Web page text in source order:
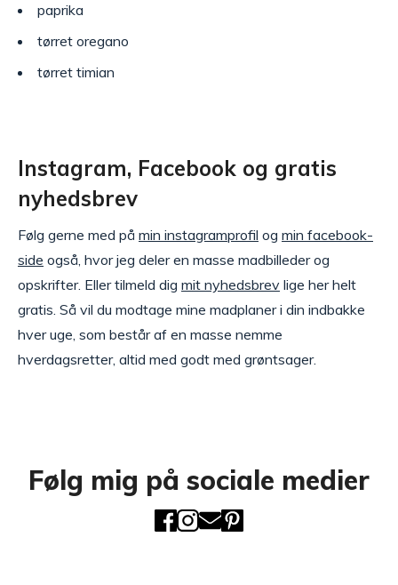
paprika
tørret oregano
tørret timian
Instagram, Facebook og gratis
nyhedsbrev
Følg gerne med på min instagramprofil og min facebook-
side også, hvor jeg deler en masse madbilleder og
opskrifter. Eller tilmeld dig mit nyhedsbrev lige her helt
gratis. Så vil du modtage mine madplaner i din indbakke
hver uge, som består af en masse nemme
hverdagsretter, altid med godt med grøntsager.
Følg mig på sociale medier